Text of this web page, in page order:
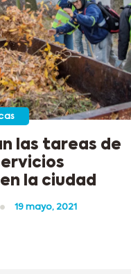
las tareas de
la ciudad
19 mayo, 2021